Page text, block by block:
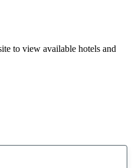
to view available hotels and